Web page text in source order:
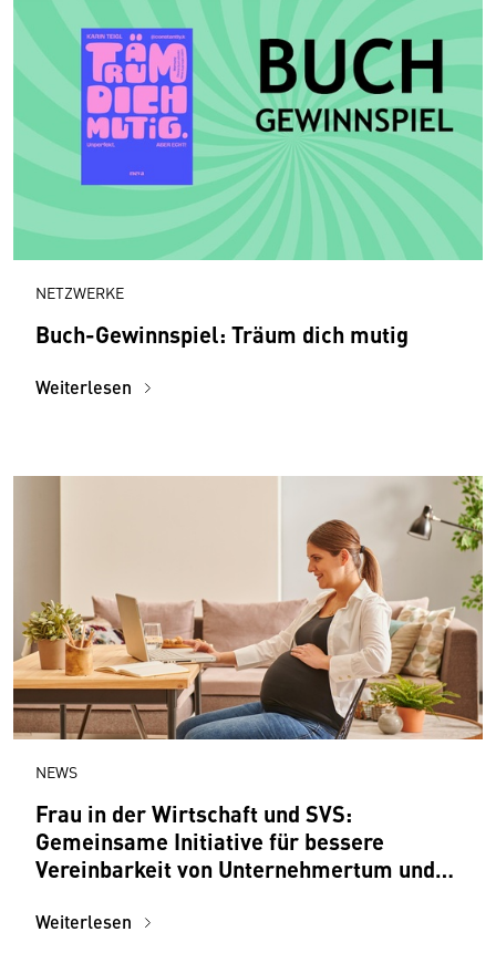
NETZWERKE
Buch-Gewinnspiel: Träum dich mutig
Weiterlesen
NEWS
Frau in der Wirtschaft und SVS:
Gemeinsame Initiative für bessere
Vereinbarkeit von Unternehmertum und
Weiterlesen